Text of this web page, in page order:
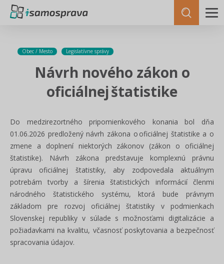
Obec / Mesto Legislatívne správy
Návrh nového zákon o
oficiálnej štatistike
Do medzirezortného pripomienkového konania bol dňa
01.06.2026 predložený návrh zákona o oficiálnej štatistike a o
zmene a doplnení niektorých zákonov (zákon o oficiálnej
štatistike). Návrh zákona predstavuje komplexnú právnu
úpravu oficiálnej štatistiky, aby zodpovedala aktuálnym
potrebám tvorby a šírenia štatistických informácií členmi
národného štatistického systému, ktorá bude právnym
základom pre rozvoj oficiálnej štatistiky v podmienkach
Slovenskej republiky v súlade s možnosťami digitalizácie a
požiadavkami na kvalitu, včasnosť poskytovania a bezpečnosť
spracovania údajov.